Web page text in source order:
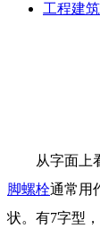
工程建
从字面上
脚螺栓通常用
状。有7字型